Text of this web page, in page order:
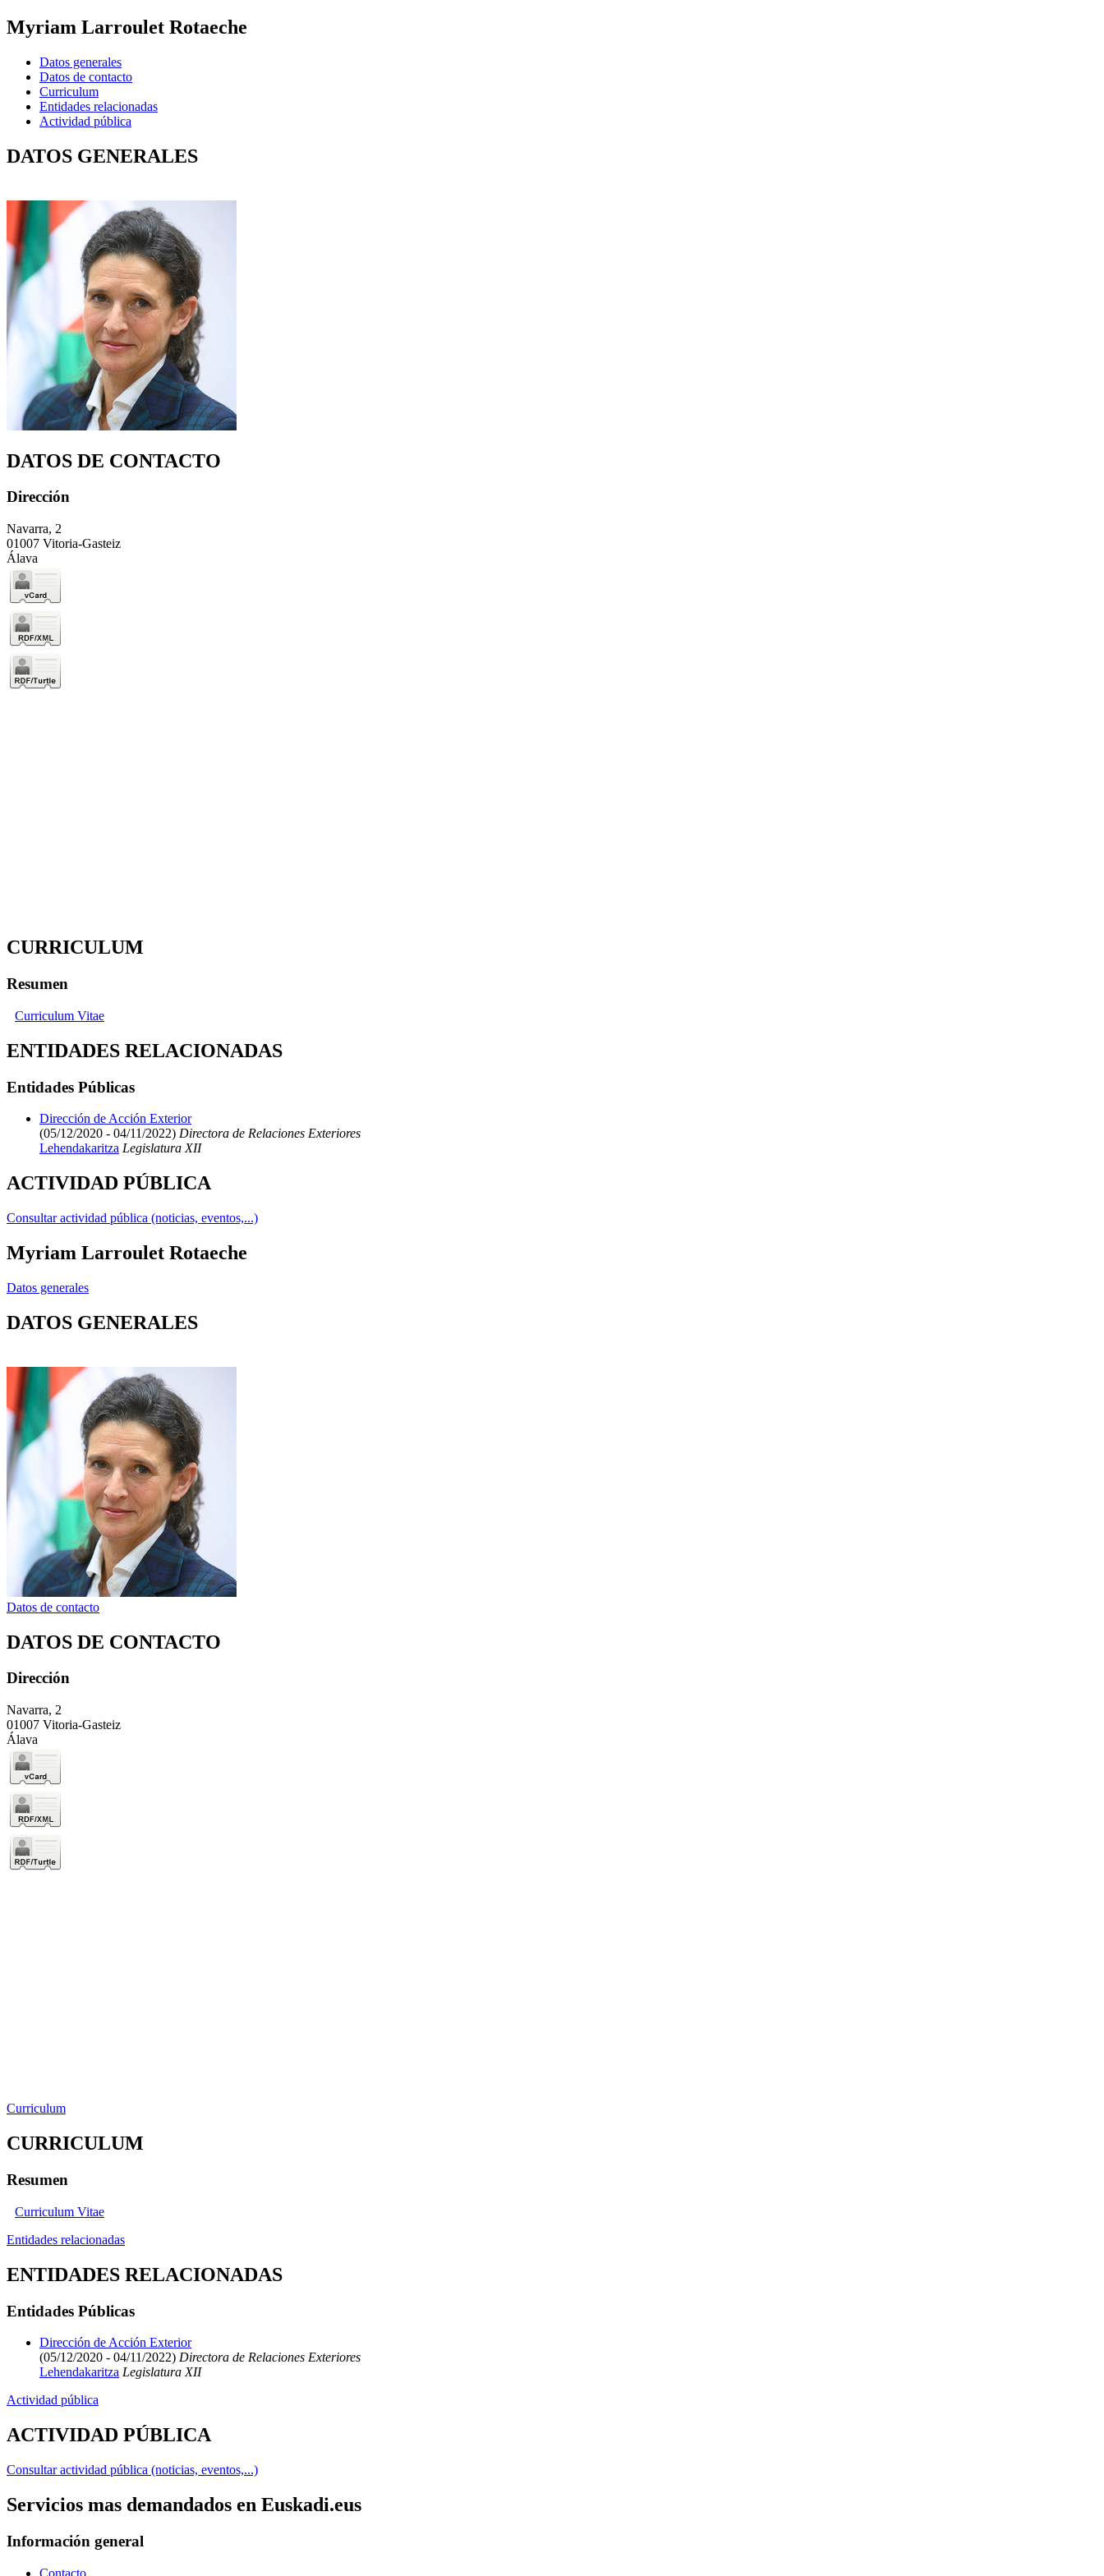
Myriam Larroulet Rotaeche
Datos generales
Datos de contacto
Curriculum
Entidades relacionadas
Actividad pública
DATOS GENERALES
DATOS DE CONTACTO
Dirección
Navarra, 2
01007 Vitoria-Gasteiz
Álava
CURRICULUM
Resumen
Curriculum Vitae
ENTIDADES RELACIONADAS
Entidades Públicas
Dirección de Acción Exterior
(05/12/2020 - 04/11/2022) Directora de Relaciones Exteriores
Lehendakaritza Legislatura XII
ACTIVIDAD PÚBLICA
Consultar actividad pública (noticias, eventos,...)
Myriam Larroulet Rotaeche
Datos generales
DATOS GENERALES
Datos de contacto
DATOS DE CONTACTO
Dirección
Navarra, 2
01007 Vitoria-Gasteiz
Álava
Curriculum
CURRICULUM
Resumen
Curriculum Vitae
Entidades relacionadas
ENTIDADES RELACIONADAS
Entidades Públicas
Dirección de Acción Exterior
(05/12/2020 - 04/11/2022) Directora de Relaciones Exteriores
Lehendakaritza Legislatura XII
Actividad pública
ACTIVIDAD PÚBLICA
Consultar actividad pública (noticias, eventos,...)
Servicios mas demandados en Euskadi.eus
Información general
Contacto